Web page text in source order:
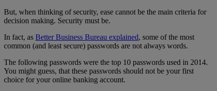
But, when thinking of security, ease cannot be the main criteria for
decision making. Security must be.
In fact, as Better Business Bureau explained, some of the most
common (and least secure) passwords are not always words.
The following passwords were the top 10 passwords used in 2014.
You might guess, that these passwords should not be your first
choice for your online banking account.